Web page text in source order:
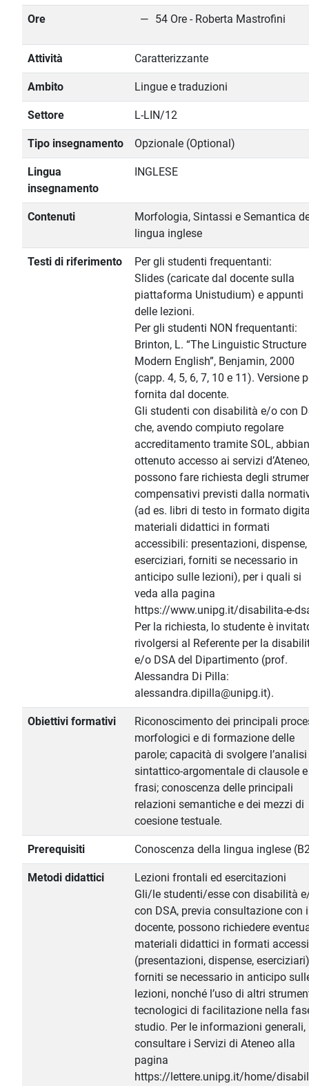
Ore 54 Ore - Roberta Mastrofini
Attività Caratterizzante
Ambito Lingue e traduzioni
Settore L-LIN/12
Tipo insegnamento Opzionale (Optional)
Lingua
insegnamento
INGLESE
Contenuti
Morfologia, Sintassi e Semantica
lingua inglese
Testi di riferimento
Per gli studenti frequentanti:
Slides (caricate dal docente sulla
piattaforma Unistudium) e appunti
delle lezioni.
Per gli studenti NON frequentanti:
Brinton, L. “The Linguistic
Modern English”, Benjamin, 2000
(capp. 4, 5, 6, 7, 10 e 11). Versione
fornita dal docente.
Gli studenti con disabilità e/o con
che, avendo compiuto regolare
accreditamento tramite SOL,
ottenuto accesso ai servizi d’Ateneo,
possono fare richiesta degli
compensativi previsti dalla
(ad es. libri di testo in formato
materiali didattici in formati
accessibili: presentazioni, dispense,
eserciziari, forniti se necessario in
anticipo sulle lezioni), per i quali si
veda alla pagina
https://www.unipg.it/disabilita-e-
Per la richiesta, lo studente è
rivolgersi al Referente per la
e/o DSA del Dipartimento (prof.
Alessandra Di Pilla:
alessandra.dipilla@unipg.it).
Obiettivi formativi
Riconoscimento dei principali
morfologici e di formazione delle
parole; capacità di svolgere l’analisi
sintattico-argomentale di clausole e
frasi; conoscenza delle principali
relazioni semantiche e dei mezzi di
coesione testuale.
Prerequisiti Conoscenza della lingua inglese
Metodi didattici
Lezioni frontali ed esercitazioni
Gli/le studenti/esse con disabilità
con DSA, previa consultazione con
docente, possono richiedere
materiali didattici in formati
(presentazioni, dispense,
forniti se necessario in anticipo
lezioni, nonché l’uso di altri
tecnologici di facilitazione nella
studio. Per le informazioni generali,
consultare i Servizi di Ateneo alla
pagina
https://lettere.unipg.it/home/